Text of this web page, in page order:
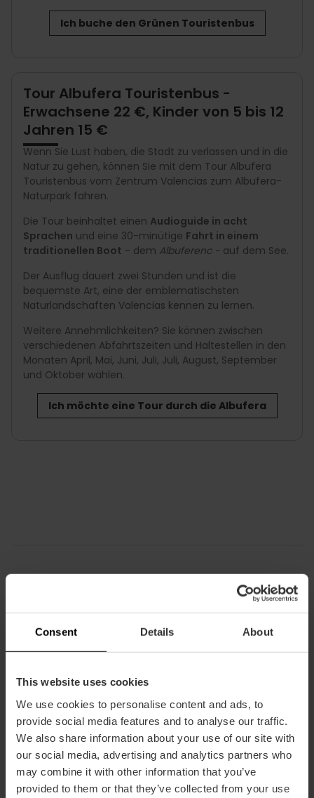
Consent Details About
This website uses cookies
We use cookies to personalise content and ads, to
provide social media features and to analyse our traffic.
We also share information about your use of our site with
our social media, advertising and analytics partners who
may combine it with other information that you’ve
provided to them or that they’ve collected from your use
Ich buche den Grünen Touristenbus
Tour Albufera Touristenbus -
Erwachsene 22 €, Kinder von 5 bis 12
Jahren 15 €
Wenn Sie Lust haben, die Stadt zu verlassen und in die
Natur zu gehen, können Sie mit dem Tour Albufera
Touristenbus vom Zentrum Valencias zum Albufera-
Naturpark fahren.
Die Tour beinhaltet einen Audioguide in acht
Sprachen und eine 30-minütige Fahrt in einem
traditionellen Boot - dem Albuferenc - auf dem See.
Der Ausflug dauert zwei Stunden und ist die
bequemste Art, eine der emblematischsten
Naturlandschaften Valencias kennen zu lernen.
Weitere Annehmlichkeiten? Sie können zwischen
verschiedenen Abfahrtszeiten und Haltestellen in den
Monaten April, Mai, Juni, Juli, Juli, August, September
und Oktober wählen.
Ich möchte eine Tour durch die Albufera
Datum
01/01/2026 - 31/12/2026
ROTER TOURISTENBUS VALENCIA
Erwachsene 24 Std. 26 €.
Erwachsene 48 Std. 28 €.
Kinder 24 Std. - 5 bis 12 Jahre-: 14 €.
Kinder 24 Std. - 5 bis 12 Jahre-: 16 €.